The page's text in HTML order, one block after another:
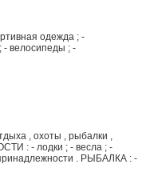
одежда ; -
- велосипеды ; -
, охоты , рыбалки ,
: - лодки ; - весла ; -
. РЫБАЛКА : -